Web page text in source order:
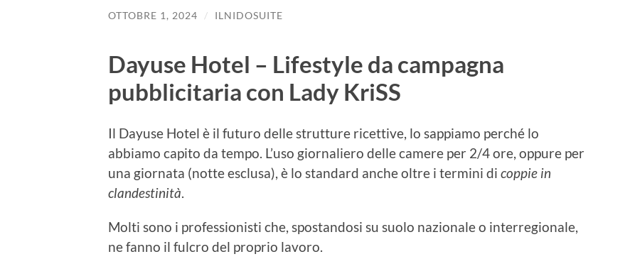
OTTOBRE 1, 2024 / ILNIDOSUITE
Dayuse Hotel – Lifestyle da campagna
pubblicitaria con Lady KriSS
Il Dayuse Hotel è il futuro delle strutture ricettive, lo sappiamo perché lo
abbiamo capito da tempo. L’uso giornaliero delle camere per 2/4 ore, oppure per
una giornata (notte esclusa), è lo standard anche oltre i termini di coppie in
clandestinità.
Molti sono i professionisti che, spostandosi su suolo nazionale o interregionale,
ne fanno il fulcro del proprio lavoro.